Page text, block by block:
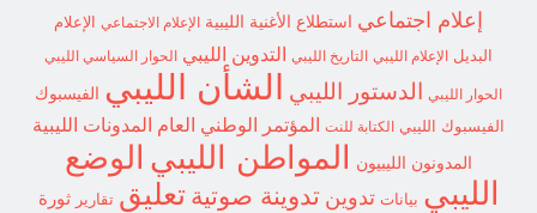
إعلام اجتماعي استطلاع الأغنية الليبية الإعلام الاجتماعي
الإعلام
البديل الإعلام الليبي التاريخ الليبي التدوين الليبي الحوار السياسي الليبي
الحوار الليبي الدستور الليبي الشأن الليبي الفيسبوك
الفيسبوك الليبي الكتابة للنت المؤتمر الوطني العام المدونات الليبية
المدونون الليبيون المواطن الليبي الوضع
الليبي بيانات تدوين تدوينة صوتية تعليق تقارير
ثورة